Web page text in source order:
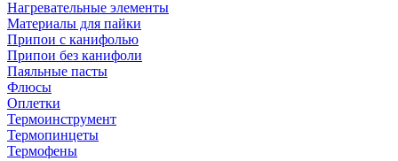
Нагревательные элементы
Материалы для пайки
Припои с канифолью
Припои без канифоли
Паяльные пасты
Флюсы
Оплетки
Термоинструмент
Термопинцеты
Термофены